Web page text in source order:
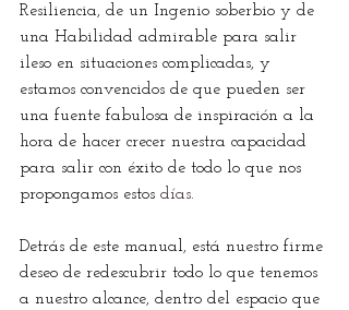
Resiliencia, de un Ingenio soberbio y de
una Habilidad admirable para salir
ileso en situaciones complicadas, y
estamos convencidos de que pueden ser
una fuente fabulosa de inspiración a la
hora de hacer crecer nuestra capacidad
para salir con éxito de todo lo que nos
propongamos estos días.
Detrás de este manual, está nuestro firme
deseo de redescubrir todo lo que tenemos
a nuestro alcance, dentro del espacio que